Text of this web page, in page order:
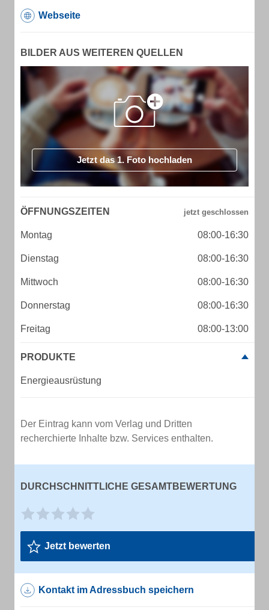
Webseite
BILDER AUS WEITEREN QUELLEN
Jetzt das 1. Foto hochladen
ÖFFNUNGSZEITEN
Montag 08:00-16:30
Dienstag 08:00-16:30
Mittwoch 08:00-16:30
Donnerstag 08:00-16:30
Freitag 08:00-13:00
PRODUKTE
Energieausrüstung
Der Eintrag kann vom Verlag und Dritten
recherchierte Inhalte bzw. Services enthalten.
DURCHSCHNITTLICHE GESAMTBEWERTUNG
Jetzt bewerten
Kontakt im Adressbuch speichern